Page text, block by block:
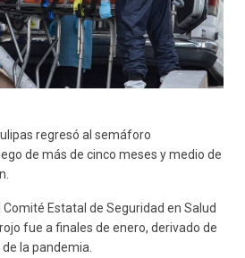
regresó al semáforo
de más de cinco meses y medio de
Estatal de Seguridad en Salud
fue a finales de enero, derivado de
la pandemia.